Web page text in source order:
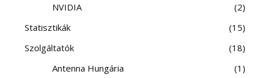
NVIDIA
2
Statisztikák
15
Szolgáltatók
18
Antenna Hungária
1